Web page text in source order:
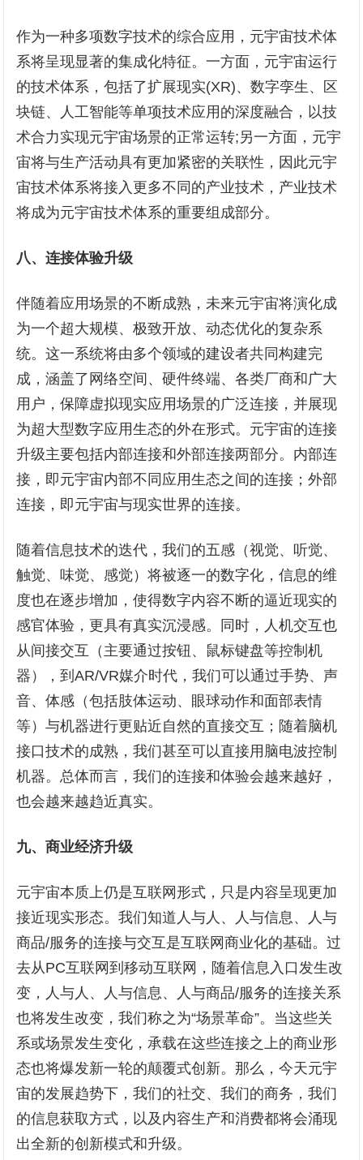
作为一种多项数字技术的综合应用，元宇宙技术体
系将呈现显著的集成化特征。一方面，元宇宙运行
的技术体系，包括了扩展现实(XR)、数字孪生、区
块链、人工智能等单项技术应用的深度融合，以技
术合力实现元宇宙场景的正常运转;另一方面，元宇
宙将与生产活动具有更加紧密的关联性，因此元宇
宙技术体系将接入更多不同的产业技术，产业技术
将成为元宇宙技术体系的重要组成部分。
八、连接体验升级
伴随着应用场景的不断成熟，未来元宇宙将演化成
为一个超大规模、极致开放、动态优化的复杂系
统。这一系统将由多个领域的建设者共同构建完
成，涵盖了网络空间、硬件终端、各类厂商和广大
用户，保障虚拟现实应用场景的广泛连接，并展现
为超大型数字应用生态的外在形式。元宇宙的连接
升级主要包括内部连接和外部连接两部分。内部连
接，即元宇宙内部不同应用生态之间的连接；外部
连接，即元宇宙与现实世界的连接。
随着信息技术的迭代，我们的五感（视觉、听觉、
触觉、味觉、感觉）将被逐一的数字化，信息的维
度也在逐步增加，使得数字内容不断的逼近现实的
感官体验，更具有真实沉浸感。同时，人机交互也
从间接交互（主要通过按钮、鼠标键盘等控制机
器），到AR/VR媒介时代，我们可以通过手势、声
音、体感（包括肢体运动、眼球动作和面部表情
等）与机器进行更贴近自然的直接交互；随着脑机
接口技术的成熟，我们甚至可以直接用脑电波控制
机器。总体而言，我们的连接和体验会越来越好，
也会越来越趋近真实。
九、商业经济升级
元宇宙本质上仍是互联网形式，只是内容呈现更加
接近现实形态。我们知道人与人、人与信息、人与
商品/服务的连接与交互是互联网商业化的基础。过
去从PC互联网到移动互联网，随着信息入口发生改
变，人与人、人与信息、人与商品/服务的连接关系
也将发生改变，我们称之为“场景革命”。当这些关
系或场景发生变化，承载在这些连接之上的商业形
态也将爆发新一轮的颠覆式创新。那么，今天元宇
宙的发展趋势下，我们的社交、我们的商务，我们
的信息获取方式，以及内容生产和消费都将会涌现
出全新的创新模式和升级。